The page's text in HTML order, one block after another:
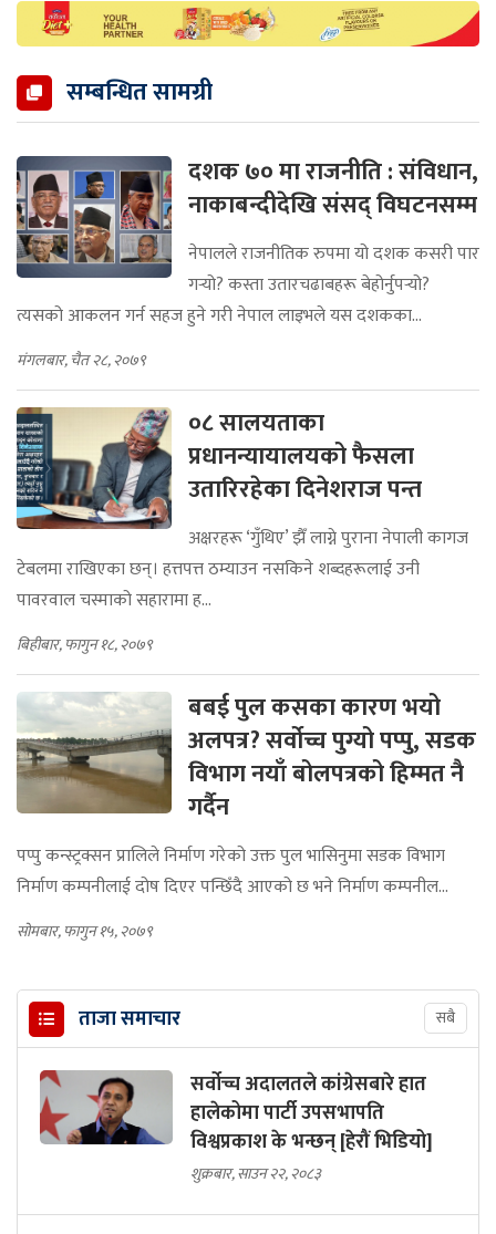
सम्बन्धित सामग्री
दशक ७० मा राजनीति : संविधान,
नाकाबन्दीदेखि संसद् विघटनसम्म
नेपालले राजनीतिक रुपमा यो दशक कसरी पार
गर्‍यो? कस्ता उतारचढाबहरू बेहोर्नुपर्‍यो?
त्यसको आकलन गर्न सहज हुने गरी नेपाल लाइभले यस दशकका...
मंगलबार, चैत २८, २०७९
०८ सालयताका
प्रधानन्यायालयको फैसला
उतारिरहेका दिनेशराज पन्त
अक्षरहरू ‘गुँथिए’ झैँ लाग्ने पुराना नेपाली कागज
टेबलमा राखिएका छन्। हत्तपत्त ठम्याउन नसकिने शब्दहरूलाई उनी
पावरवाल चस्माको सहारामा ह...
बिहीबार, फागुन १८, २०७९
बबई पुल कसका कारण भयो
अलपत्र? सर्वोच्च पुग्यो पप्पु, सडक
विभाग नयाँ बोलपत्रको हिम्मत नै
गर्दैन
पप्पु कन्स्ट्रक्सन प्रालिले निर्माण गरेको उक्त पुल भासिनुमा सडक विभाग
निर्माण कम्पनीलाई दोष दिएर पन्छिँदै आएको छ भने निर्माण कम्पनील...
सोमबार, फागुन १५, २०७९
ताजा समाचार सबै
सर्वोच्च अदालतले कांग्रेसबारे हात
हालेकोमा पार्टी उपसभापति
विश्वप्रकाश के भन्छन् [हेरौं भिडियो]
शुक्रबार, साउन २२, २०८३